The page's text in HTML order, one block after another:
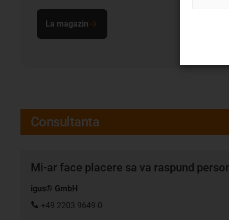
La magazin
Consultanta
Mi-ar face placere sa va raspund
igus® GmbH
+49 2203 9649-0